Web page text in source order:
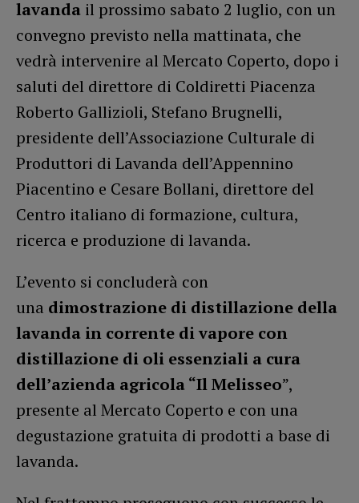
lavanda il prossimo sabato 2 luglio, con un
convegno previsto nella mattinata, che
vedrà intervenire al Mercato Coperto, dopo i
saluti del direttore di Coldiretti Piacenza
Roberto Gallizioli, Stefano Brugnelli,
presidente dell’Associazione Culturale di
Produttori di Lavanda dell’Appennino
Piacentino e Cesare Bollani, direttore del
Centro italiano di formazione, cultura,
ricerca e produzione di lavanda.
L’evento si concluderà con
una dimostrazione di distillazione della
lavanda in corrente di vapore con
distillazione di oli essenziali a cura
dell’azienda agricola “Il Melisseo”,
presente al Mercato Coperto e con una
degustazione gratuita di prodotti a base di
lavanda.